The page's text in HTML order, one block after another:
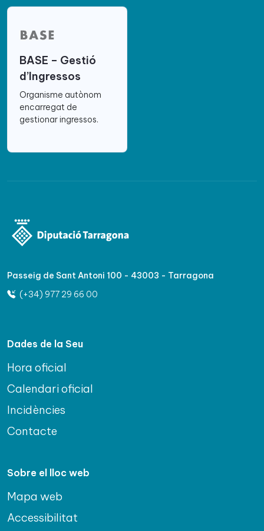
BASE – Gestió
d’Ingressos
Organisme autònom
encarregat de
gestionar ingressos.
Passeig de Sant Antoni 100 - 43003 - Tarragona
(+34) 977 29 66 00
Dades de la Seu
Hora oficial
Calendari oficial
Incidències
Contacte
Sobre el lloc web
Mapa web
Accessibilitat